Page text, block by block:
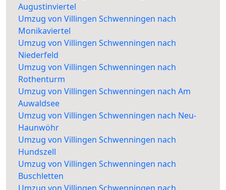
Augustinviertel
Umzug von Villingen Schwenningen nach
Monikaviertel
Umzug von Villingen Schwenningen nach
Niederfeld
Umzug von Villingen Schwenningen nach
Rothenturm
Umzug von Villingen Schwenningen nach Am
Auwaldsee
Umzug von Villingen Schwenningen nach Neu-
Haunwöhr
Umzug von Villingen Schwenningen nach
Hundszell
Umzug von Villingen Schwenningen nach
Buschletten